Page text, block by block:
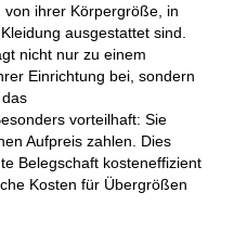
ihrer Körpergröße, in
ausgestattet sind.
nicht nur zu einem
Einrichtung bei, sondern
vorteilhaft: Sie
Aufpreis zahlen. Dies
Belegschaft kosteneffizient
Kosten für Übergrößen